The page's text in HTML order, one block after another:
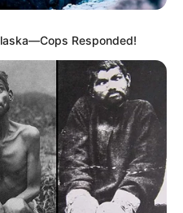
Responded!